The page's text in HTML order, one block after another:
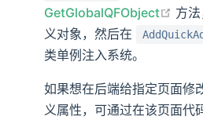
GetGlobalQFObject
方
义对象，然后在
类单例注入系统。
如果想在后端给指定页面修
义属性，可通过在该页面代